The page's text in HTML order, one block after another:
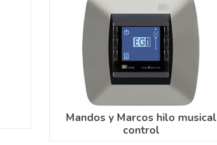
Mandos y Marcos hilo musical
control